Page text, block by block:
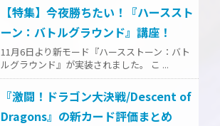
【特集】今夜勝ちたい！『ハーススト
ーン：バトルグラウンド』講座！
11月6日より新モード『ハースストーン：バト
ルグラウンド』が実装されました。 こ ...
『激闘！ドラゴン大決戦/Descent of
Dragons』の新カード評価まとめ